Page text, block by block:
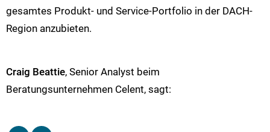
gesamtes Produkt- und Service-Portfolio in der DACH-
Region anzubieten.
Craig Beattie, Senior Analyst beim
Beratungsunternehmen Celent, sagt: